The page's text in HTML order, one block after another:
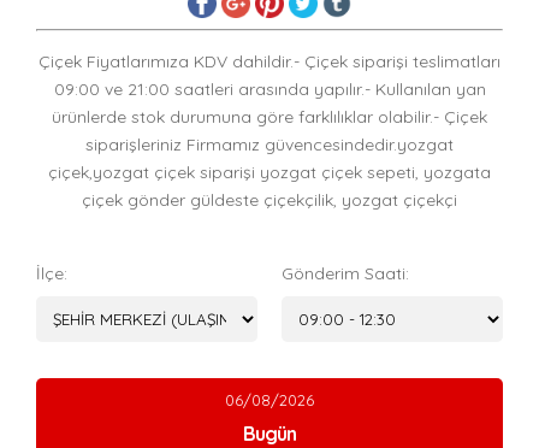
Çiçek Fiyatlarımıza KDV dahildir.- Çiçek siparişi teslimatları
09:00 ve 21:00 saatleri arasında yapılır.- Kullanılan yan
ürünlerde stok durumuna göre farklılıklar olabilir.- Çiçek
siparişleriniz Firmamız güvencesindedir.yozgat
çiçek,yozgat çiçek siparişi yozgat çiçek sepeti, yozgata
çiçek gönder güldeste çiçekçilik, yozgat çiçekçi
İlçe: Gönderim Saati:
06/08/2026
Bugün